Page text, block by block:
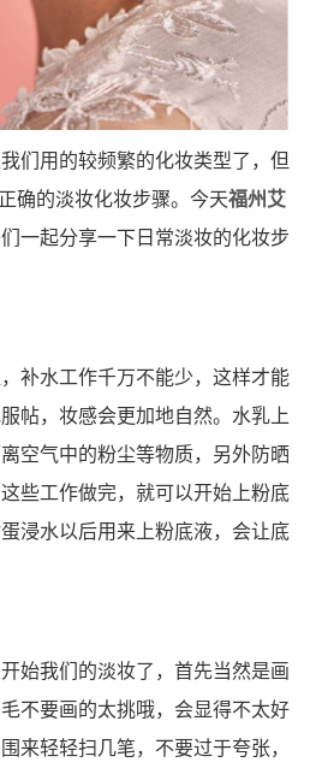
用的较频繁的化妆类型了，但
确的淡妆化妆步骤。今天福州艾
一起分享一下日常淡妆的化妆步
水工作千万不能少，这样才能
帖，妆感会更加地自然。水乳上
空气中的粉尘等物质，另外防晒
些工作做完，就可以开始上粉底
浸水以后用来上粉底液，会让底
我们的淡妆了，首先当然是画
不要画的太挑哦，会显得不太好
来轻轻扫几笔，不要过于夸张，